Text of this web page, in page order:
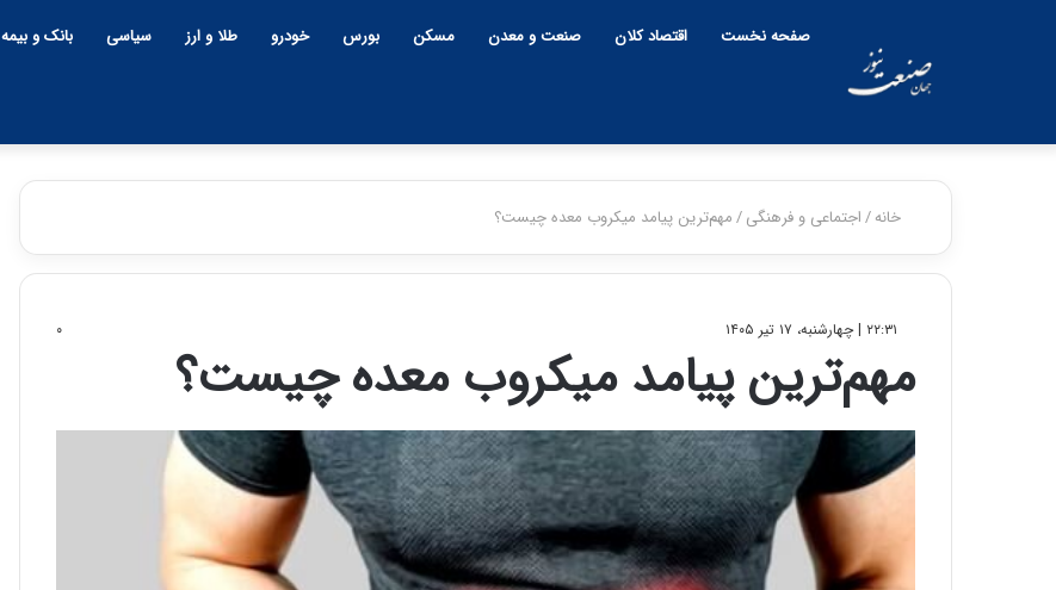
صفحه نخست اقتصاد کلان صنعت و معدن مسکن بورس خودرو طلا و ارز سیاسی بانک و بیمه
خانه/اجتماعی و فرهنگی/مهم‌ترین پیامد میکروب معده چیست؟
۲۲:۳۱ | چهارشنبه، ۱۷ تیر ۱۴۰۵ ۰
مهم‌ترین پیامد میکروب معده چیست؟